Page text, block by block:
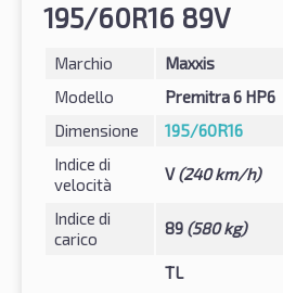
195/60R16 89V
Marchio
Maxxis
Modello
Premitra 6 HP6
Dimensione
195/60R16
Indice di
velocità
V(240 km/h)
Indice di
carico
89 (580 kg)
TL